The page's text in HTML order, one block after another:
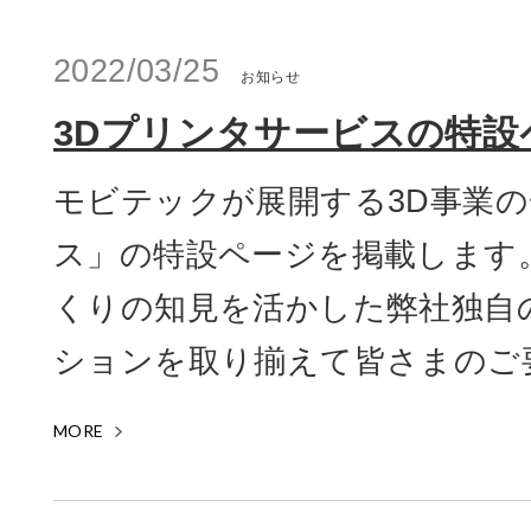
2022/03/25 お知らせ
3Dプリンタサービスの特設
モビテックが展開する3D事業
ス」の特設ページを掲載しま
くりの知見を活かした弊社独
ションを取り揃えて皆さまの
MORE